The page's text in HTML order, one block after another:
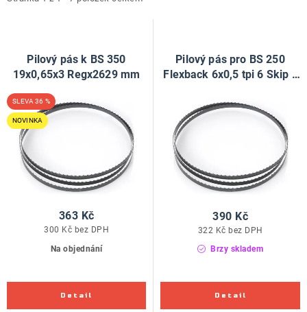
Podmínky ochrany osobních údajů
O nás
Reklamace zboží
Bezpečnost výrobků ( GPSR )
Katalog Record Power
o
d
u
k
o
d
u
Pilový pás k BS 350
19x0,65x3 Regx2629 mm
36 %
NOVINKA
Na objednání
300 Kč bez DPH
363 Kč
Pilový pás pro BS 250
Flexback 6x0,5 tpi 6 Skip x
Brzy skladem
322 Kč bez DPH
390 Kč